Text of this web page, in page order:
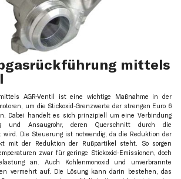
mittels
AGR-Ventil ist eine wichtige Maßnahme in der
um die Stickoxid-Grenzwerte der strengen Euro 6
Dabei handelt es sich prinzipiell um eine Verbindung
und Ansaugrohr, deren Querschnitt durch die
wird. Die Steuerung ist notwendig, da die Reduktion der
mit der Reduktion der Rußpartikel steht. So sorgen
zwar für geringe Stickoxid-Emissionen, doch
an. Auch Kohlenmonoxid und unverbrannte
vermehrt auf. Die Lösung kann darin bestehen, das